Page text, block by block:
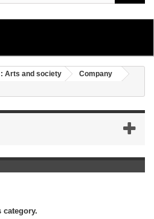
+
+
+
Arts and society
Company
category.